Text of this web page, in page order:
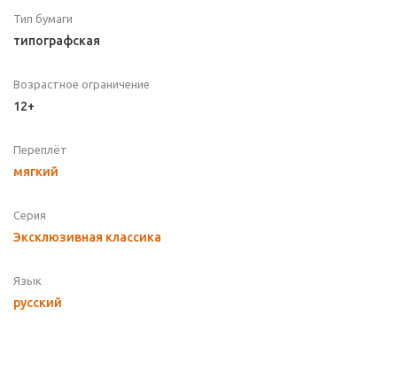
Тип бумаги
типографская
Возрастное ограничение
12+
Переплёт
мягкий
Серия
Эксклюзивная классика
Язык
русский